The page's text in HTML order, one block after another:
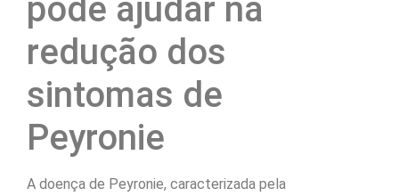
pode ajudar na
redução dos
sintomas de
Peyronie
A doença de Peyronie, caracterizada pela